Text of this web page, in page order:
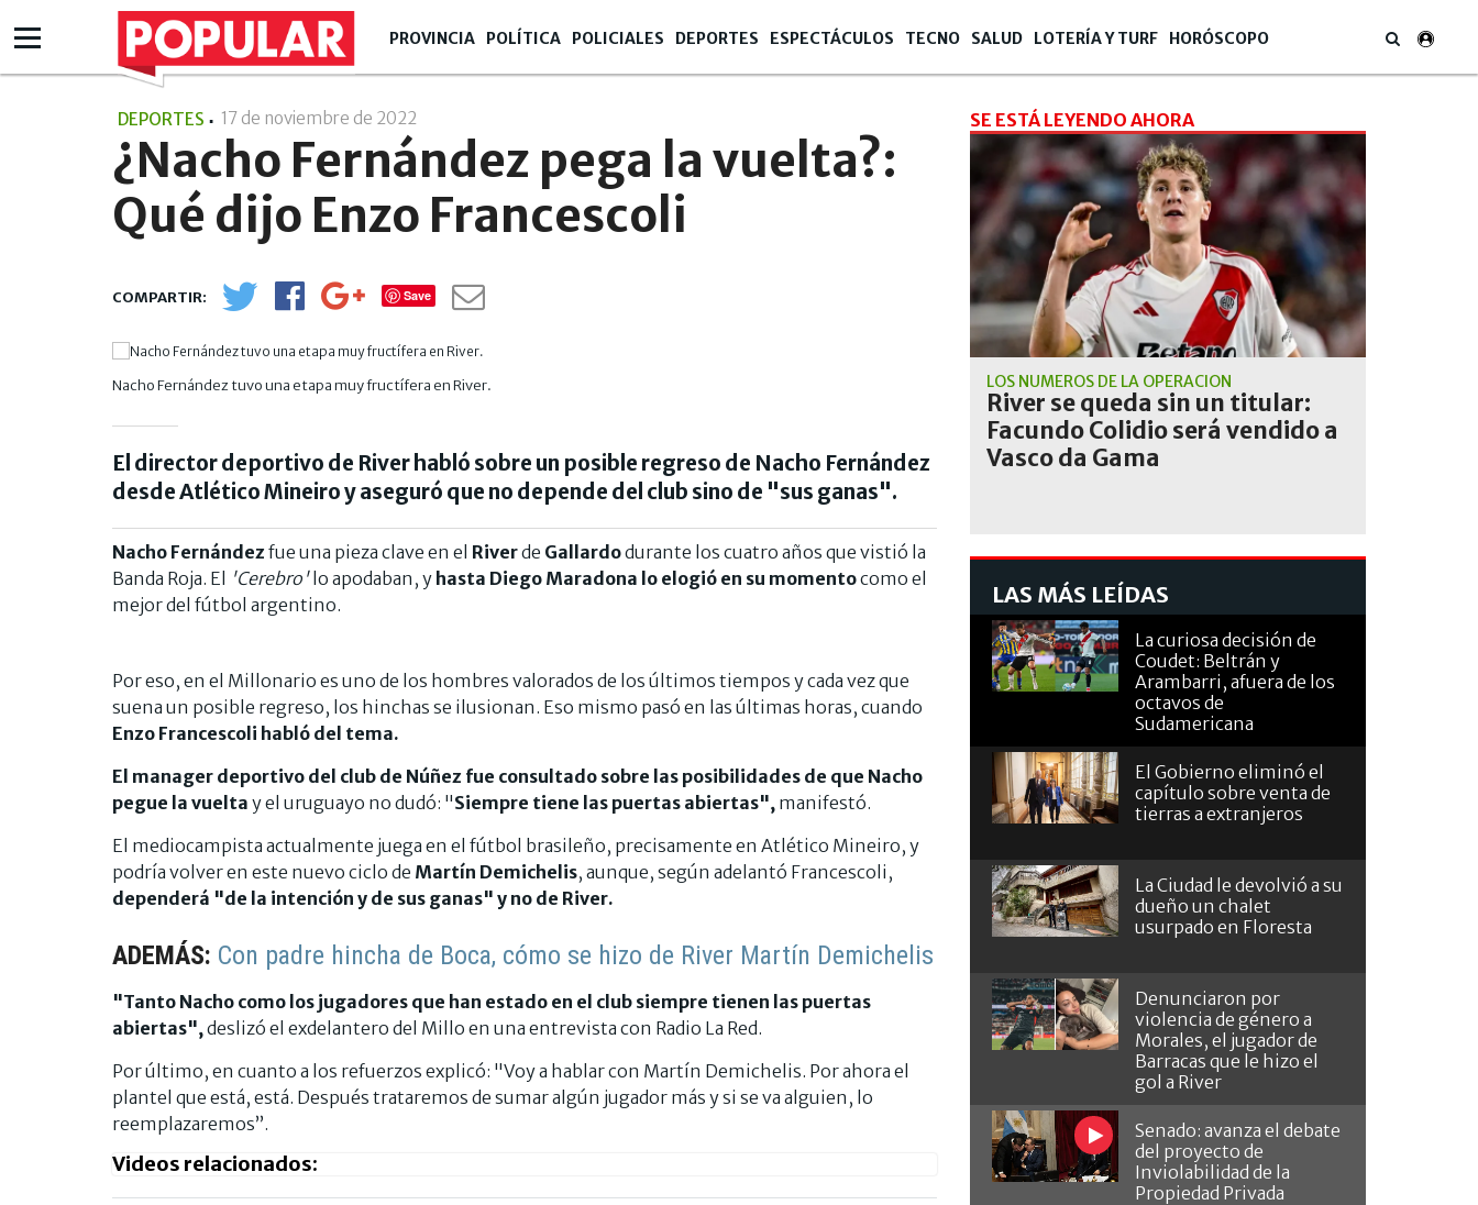
PROVINCIA POLÍTICA POLICIALES DEPORTES ESPECTÁCULOS TECNO SALUD LOTERÍA Y TURF HORÓSCOPO
DEPORTES 17 de noviembre de 2022
¿Nacho Fernández pega la vuelta?:
Qué dijo Enzo Francescoli
Save
Nacho Fernández tuvo una etapa muy fructífera en River.
El director deportivo de River habló sobre un posible regreso de Nacho Fernández
desde Atlético Mineiro y aseguró que no depende del club sino de "sus ganas".
Nacho Fernándezfue una pieza clave en el Riverde Gallardodurante los cuatro años que vistió la
Banda Roja. El 'Cerebro'lo apodaban, y hasta Diego Maradona lo elogió en su momentocomo el
mejor del fútbol argentino.
Por eso, en el Millonario es uno de los hombres valorados de los últimos tiempos y cada vez que
suena un posible regreso, los hinchas se ilusionan. Eso mismo pasó en las últimas horas, cuando
Enzo Francescoli habló del tema.
El manager deportivo del club de Núñez fue consultado sobre las posibilidades de que Nacho
pegue la vuelta y el uruguayo no dudó: "Siempre tiene las puertas abiertas", manifestó.
El mediocampista actualmente juega en el fútbol brasileño, precisamente en Atlético Mineiro, y
podría volver en este nuevo ciclo de Martín Demichelis, aunque, según adelantó Francescoli,
dependerá "de la intención y de sus ganas" y no de River.
ADEMÁS: Con padre hincha de Boca, cómo se hizo de River Martín Demichelis
"Tanto Nacho como los jugadores que han estado en el club siempre tienen las puertas
abiertas", deslizó el exdelantero del Millo en una entrevista con Radio La Red.
Por último, en cuanto a los refuerzos explicó: "Voy a hablar con Martín Demichelis. Por ahora el
plantel que está, está. Después trataremos de sumar algún jugador más y si se va alguien, lo
reemplazaremos”.
Videos relacionados:
SE ESTÁ LEYENDO AHORA
LOS NÚMEROS DE LA OPERACIÓN
River se queda sin un titular:
Facundo Colidio será vendido a
Vasco da Gama
LAS MÁS LEÍDAS
La curiosa decisión de
Coudet: Beltrán y
Arambarri, afuera de los
octavos de
Sudamericana
El Gobierno eliminó el
capítulo sobre venta de
tierras a extranjeros
La Ciudad le devolvió a su
dueño un chalet
usurpado en Floresta
Denunciaron por
violencia de género a
Morales, el jugador de
Barracas que le hizo el
gol a River
Senado: avanza el debate
del proyecto de
Inviolabilidad de la
Propiedad Privada